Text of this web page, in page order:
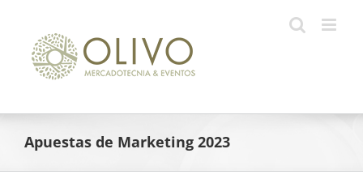
content
Apuestas de Marketing 2023